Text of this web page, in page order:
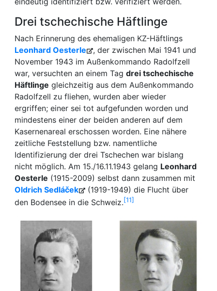
Drei tschechische Häftlinge
Nach Erinnerung des ehemaligen KZ-Häftlings
Leonhard Oesterle
, der zwischen Mai 1941 und
November 1943 im Außenkommando Radolfzell
war, versuchten an einem Tag drei tschechische
Häftlinge gleichzeitig aus dem Außenkommando
Radolfzell zu fliehen, wurden aber wieder
ergriffen; einer sei tot aufgefunden worden und
mindestens einer der beiden anderen auf dem
Kasernenareal erschossen worden. Eine nähere
zeitliche Feststellung bzw. namentliche
Identifizierung der drei Tschechen war bislang
nicht möglich. Am 15./16.11.1943 gelang Leonhard
Oesterle (1915-2009) selbst dann zusammen mit
Oldrich Sedláček
(1919-1949) die Flucht über
den Bodensee in die Schweiz. 11